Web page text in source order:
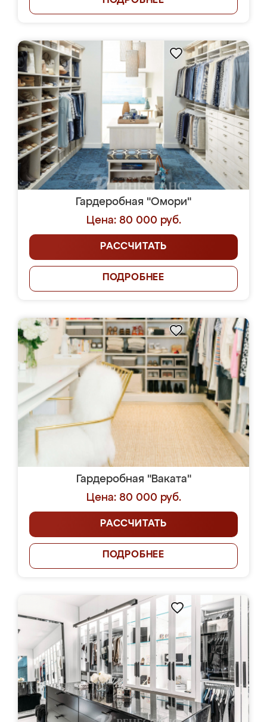
Гардеробная "Омори"
Цена: 80 000 руб.
РАССЧИТАТЬ
ПОДРОБНЕЕ
Гардеробная "Ваката"
Цена: 80 000 руб.
РАССЧИТАТЬ
ПОДРОБНЕЕ